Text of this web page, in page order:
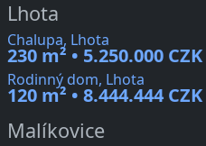
Lhota
Chalupa, Lhota
230 m² • 5.250.000 CZK
Rodinný dom, Lhota
120 m² • 8.444.444 CZK
Malíkovice